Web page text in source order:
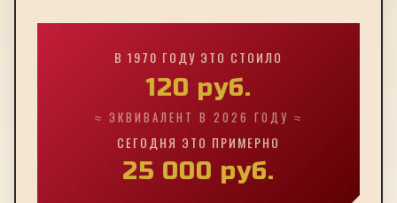
В 1970 ГОДУ ЭТО СТОИЛО
120 руб.
≈ ЭКВИВАЛЕНТ В 2026 ГОДУ ≈
СЕГОДНЯ ЭТО ПРИМЕРНО
25 000 руб.